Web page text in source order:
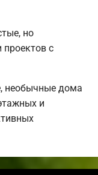
но
проектов с
необычные дома
и